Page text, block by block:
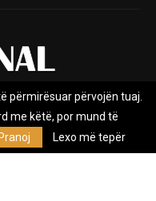
Marketing
e themeluar në vitin
përmirësuar përvojën tuaj.
me këtë, por mund të
Pranoj Lexo më tepër